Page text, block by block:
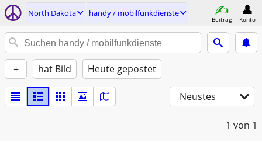
North Dakota handy / mobilfunkdienste
Beitrag Konto
+ hat Bild Heute gepostet
Neustes
1 von 1